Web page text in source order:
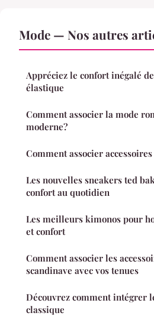
Mode — Nos autres
Appréciez le confort inégalé
élastique
Comment associer la mode
moderne?
Comment associer
Les nouvelles sneakers ted
confort au quotidien
Les meilleurs kimonos pour
et confort
Comment associer les
scandinave avec vos tenues
Découvrez comment intégrer
classique